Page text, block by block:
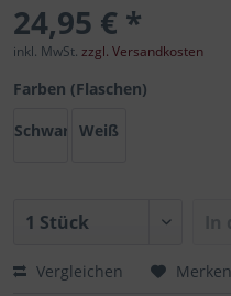
24,95 € *
inkl. MwSt.zzgl. Versandkosten
Farben (Flaschen)
Schwarz Weiß
Vergleichen Merken